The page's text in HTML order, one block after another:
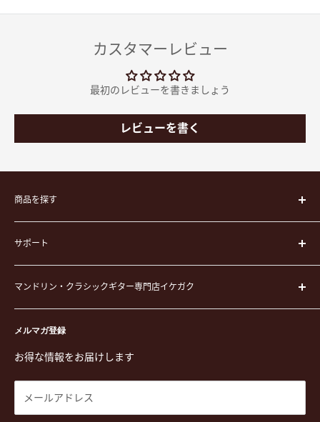
カスタマーレビュー
最初のレビューを書きましょう
レビューを書く
商品を探す
楽器
楽器ケース
弦
ピック
演奏用品
ステーショナリー&アクセサリー
楽譜
DVD
チケット
サポート
運営会社
イケガクについて
お買い物ガイド
特定商取引法に基づく表示
プライバシーポリシー
商品検索
お問合せ
メルマガ登録
お得な情報をお届けします
メールアドレス
マンドリン・クラシックギター専門店イケガク
〒171-0021 東京都豊島区西池袋3-23-5 芦沢ビル2F
TEL. 03-5952-1391 / FAX. 03-5952-1392
営業時間 月-水,金,土 11:00-19:00 / 日,祝 11:00-18:00 (木曜定
休)